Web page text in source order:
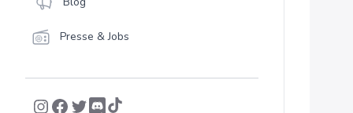
Presse & Jobs